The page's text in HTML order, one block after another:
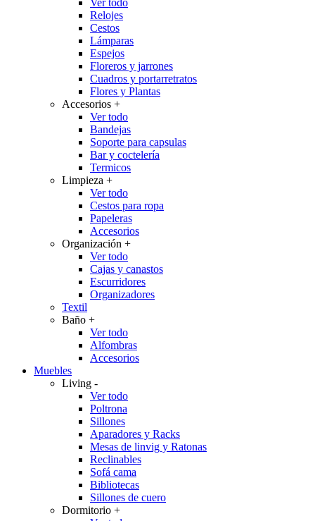
Ver todo
Relojes
Cestos
Lámparas
Espejos
Floreros y jarrones
Cuadros y portarretratos
Flores y Plantas
Accesorios +
Ver todo
Bandejas
Soporte para capsulas
Bar y coctelería
Termicos
Limpieza +
Ver todo
Cestos para ropa
Papeleras
Accesorios
Organización +
Ver todo
Cajas y canastos
Escurridores
Organizadores
Textil
Baño +
Ver todo
Alfombras
Accesorios
Muebles
Living -
Ver todo
Poltrona
Sillones
Aparadores y Racks
Mesas de linvig y Ratonas
Reclinables
Sofá cama
Bibliotecas
Sillones de cuero
Dormitorio +